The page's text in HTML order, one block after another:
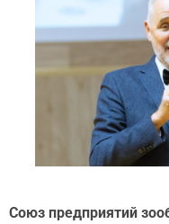
Союз предприятий